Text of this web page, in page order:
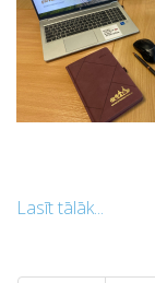
Lasīt tālāk...